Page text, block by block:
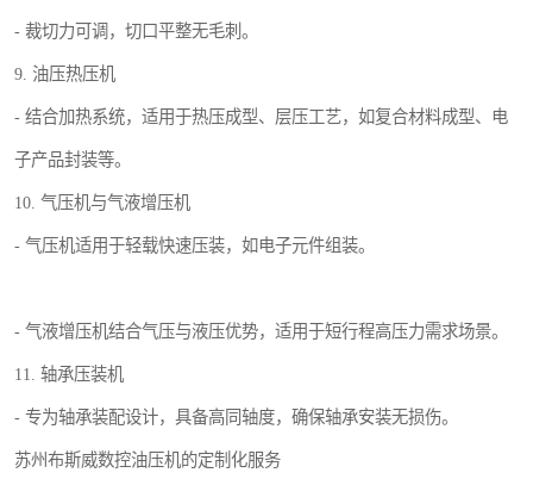
- 裁切力可调，切口平整无毛刺。
9. 油压热压机
- 结合加热系统，适用于热压成型、层压工艺，如复合材料成型、电
子产品封装等。
10. 气压机与气液增压机
- 气压机适用于轻载快速压装，如电子元件组装。
- 气液增压机结合气压与液压优势，适用于短行程高压力需求场景。
11. 轴承压装机
- 专为轴承装配设计，具备高同轴度，确保轴承安装无损伤。
苏州布斯威数控油压机的定制化服务